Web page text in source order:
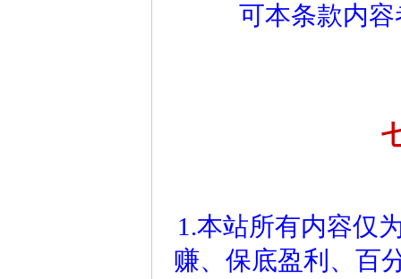
可本条款内
1.本站所有内容仅
赚、保底盈利、百